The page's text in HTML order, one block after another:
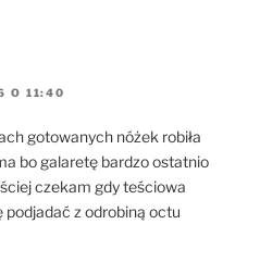
O 11:40
gotowanych nóżek robiła
bo galaretę bardzo ostatnio
czekam gdy teściowa
podjadać z odrobiną octu